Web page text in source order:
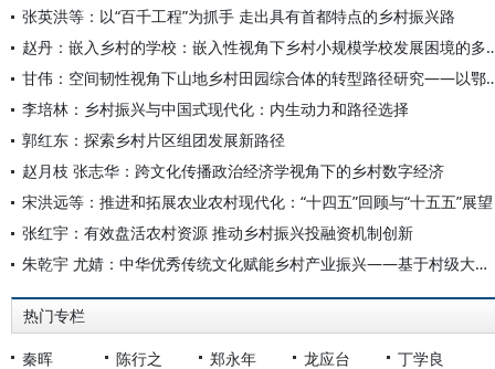
张英洪等：以“百千工程”为抓手 走出具有首都特点的乡村振兴路
赵丹：嵌入乡村的学校：嵌入性视
甘伟：空间韧性视角下山地乡村田
李培林：乡村振兴与中国式现代化：内生动力和路径选择
郭红东：探索乡村片区组团发展新路径
赵月枝 张志华：跨文化传播政治经济学视角下的乡村数字经济
宋洪远等：推进和拓展农业农村现代化：“十四五”回顾与“十五五”展望
张红宇：有效盘活农村资源 推动乡村振兴投融资机制创新
朱乾宇 尤婧：中华优秀传统文化赋能乡村产业振兴——基于村级大数据的实证研究
热门专栏
秦晖 陈行之 郑永年 龙应台 丁学良